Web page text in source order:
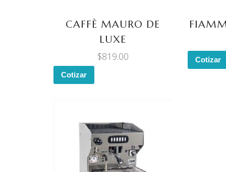
CAFFÈ MAURO DE
LUXE
$819.00
Cotizar
Cotizar
LEER MÁS